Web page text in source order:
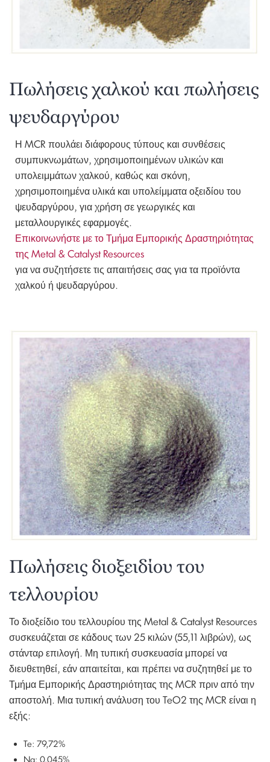
Πωλήσεις χαλκού και πωλήσεις
ψευδαργύρου
Η MCR πουλάει διάφορους τύπους και συνθέσεις
συμπυκνωμάτων, χρησιμοποιημένων υλικών και
υπολειμμάτων χαλκού, καθώς και σκόνη,
χρησιμοποιημένα υλικά και υπολείμματα οξειδίου του
ψευδαργύρου, για χρήση σε γεωργικές και
μεταλλουργικές εφαρμογές.
Επικοινωνήστε με το Τμήμα Εμπορικής Δραστηριότητας
της Metal & Catalyst Resources
για να συζητήσετε τις απαιτήσεις σας για τα προϊόντα
χαλκού ή ψευδαργύρου.
Πωλήσεις διοξειδίου του
τελλουρίου
Το διοξείδιο του τελλουρίου της Metal & Catalyst Resources
συσκευάζεται σε κάδους των 25 κιλών (55,11 λιβρών), ως
στάνταρ επιλογή. Μη τυπική συσκευασία μπορεί να
διευθετηθεί, εάν απαιτείται, και πρέπει να συζητηθεί με το
Τμήμα Εμπορικής Δραστηριότητας της MCR πριν από την
αποστολή. Μια τυπική ανάλυση του TeO2 της MCR είναι η
εξής:
Te: 79,72%